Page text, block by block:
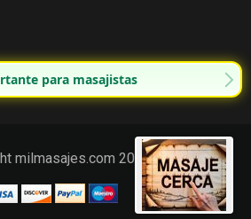
para masajistas
milmasajes.com 2025.